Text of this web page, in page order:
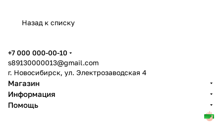
Назад к списку
+7 000 000-00-10
s89130000013@gmail.com
г. Новосибирск, ул. Электрозаводская 4
Магазин
Информация
Помощь